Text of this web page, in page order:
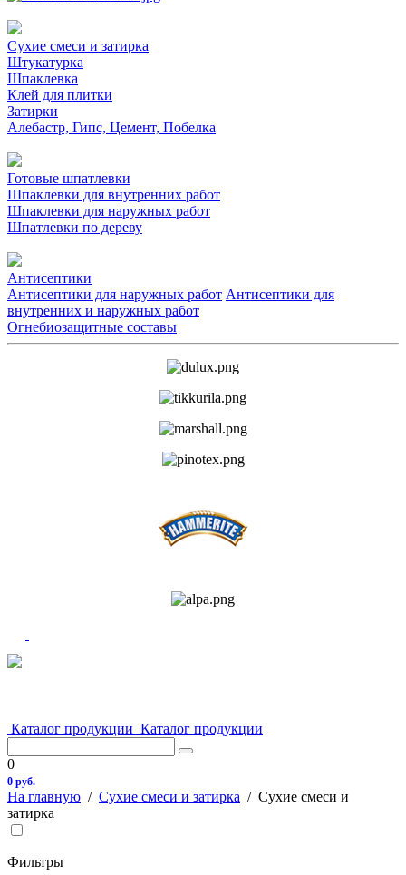
Сухие смеси и затирка
Штукатурка
Шпаклевка
Клей для плитки
Затирки
Алебастр, Гипс, Цемент, Побелка
Готовые шпатлевки
Шпаклевки для внутренних работ
Шпаклевки для наружных работ
Шпатлевки по дереву
Антисептики
Антисептики для наружных работ Антисептики для
внутренних и наружных работ
Огнебиозащитные составы
Каталог продукции Каталог продукции
0
0 руб.
На главную / Сухие смеси и затирка / Сухие смеси и
затирка
Фильтры